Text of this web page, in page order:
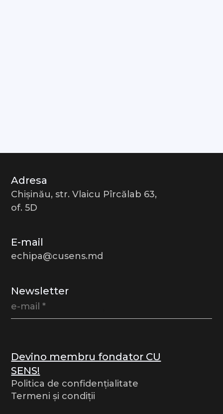
Adresa
Chișinău, str. Vlaicu Pîrcălab 63,
of. 5D
E-mail
echipa@cusens.md
Newsletter
Devino membru fondator CU
SENS!
Politica de confidențialitate
Termeni și condiții